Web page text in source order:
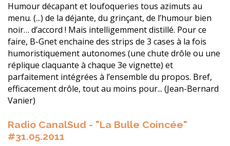
Humour décapant et loufoqueries tous azimuts au
menu. (...) de la déjante, du grinçant, de l’humour bien
noir… d’accord ! Mais intelligemment distillé. Pour ce
faire, B-Gnet enchaine des strips de 3 cases à la fois
humoristiquement autonomes (une chute drôle ou une
réplique claquante à chaque 3e vignette) et
parfaitement intégrées à l’ensemble du propos. Bref,
efficacement drôle, tout au moins pour... (Jean-Bernard
Vanier)
Radio CanalSud - "La Bulle Coincée"
#31.05.2011